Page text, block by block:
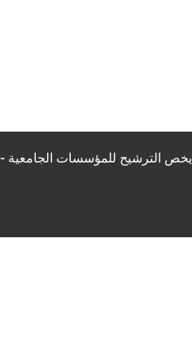
يخص الترشيح للمؤسسات الجامعية – 2026-2027